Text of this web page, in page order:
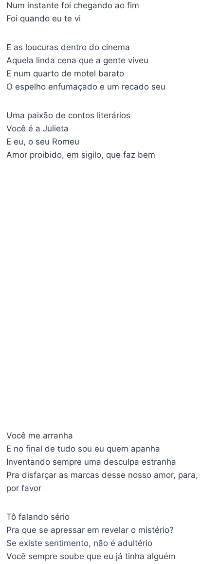
Num instante foi chegando ao fim
Foi quando eu te vi
E as loucuras dentro do cinema
Aquela linda cena que a gente viveu
E num quarto de motel barato
O espelho enfumaçado e um recado seu
Uma paixão de contos literários
Você é a Julieta
E eu, o seu Romeu
Amor proibido, em sigilo, que faz bem
Você me arranha
E no final de tudo sou eu quem apanha
Inventando sempre uma desculpa estranha
Pra disfarçar as marcas desse nosso amor, para,
por favor
Tô falando sério
Pra que se apressar em revelar o mistério?
Se existe sentimento, não é adultério
Você sempre soube que eu já tinha alguém